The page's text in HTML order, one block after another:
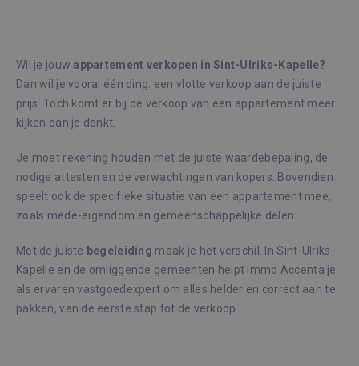
Wil je jouwappartement verkopen in Sint-Ulriks-Kapelle?
Dan wil je vooral één ding: een vlotte verkoop aan de juiste
prijs. Toch komt er bij de verkoop van een appartement meer
kijken dan je denkt.
Je moet rekening houden met de juiste waardebepaling, de
nodige attesten en de verwachtingen van kopers. Bovendien
speelt ook de specifieke situatie van een appartement mee,
zoals mede-eigendom en gemeenschappelijke delen.
Met de juiste begeleiding maak je het verschil. In Sint-Ulriks-
Kapelle en de omliggende gemeenten helpt Immo Accenta je
als ervaren vastgoedexpert om alles helder en correct aan te
pakken, van de eerste stap tot de verkoop.